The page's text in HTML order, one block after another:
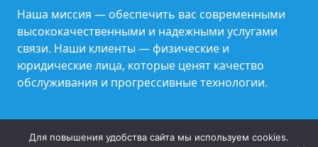
Наша миссия — обеспечить вас современными
высококачественными и надежными услугами
связи. Наши клиенты — физические и
юридические лица, которые ценят качество
обслуживания и прогрессивные технологии.
Все права защищены. © ООО «ЦРИТ «ГИГАБАЙТ»
Для повышения удобства сайта мы используем cookies.